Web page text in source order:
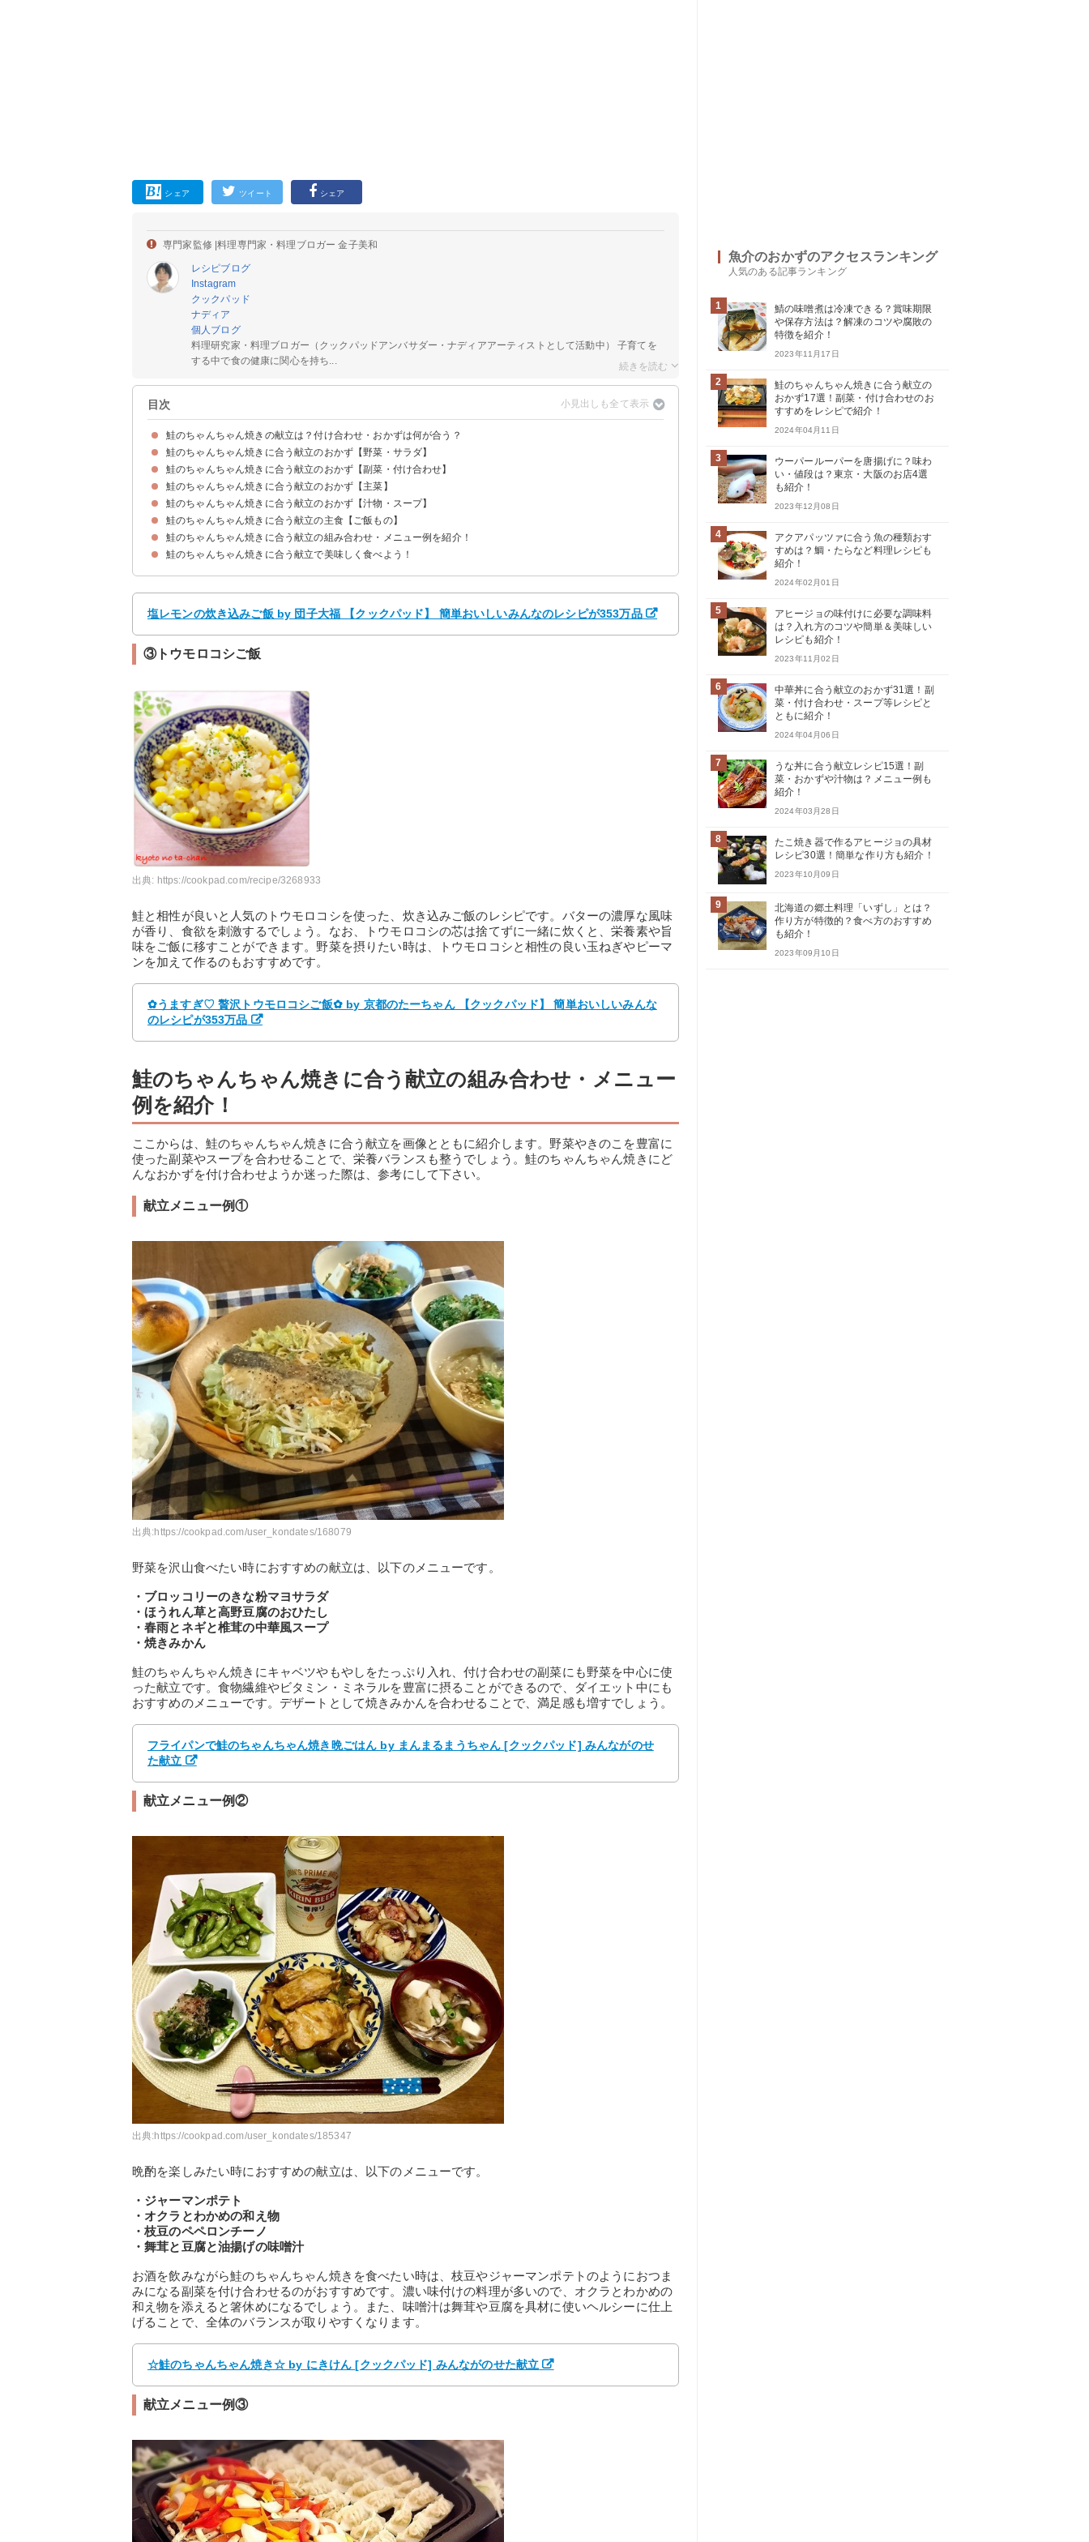
シェア ツイート シェア
専門家監修 |料理専門家・料理ブロガー 金子美和
レシピブログ
Instagram
クックパッド
ナディア
個人ブログ
料理研究家・料理ブロガー（クックパッドアンバサダー・ナディアアーティストとして活動中） 子育てを
する中で食の健康に関心を持ち...
目次
鮭のちゃんちゃん焼きの献立は？付け合わせ・おかずは何が合う？
鮭のちゃんちゃん焼きに合う献立のおかず【野菜・サラダ】
①玉ねぎとベビーリーフのサラダ
②梅と大根とカニカマのサラダ
③トマトのアボカドのサラダ
鮭のちゃんちゃん焼きに合う献立のおかず【副菜・付け合わせ】
①小松菜としめじの卵炒め
②じゃがいものガレット
③ブロッコリーとベーコンのにんにく炒め
④さつまいものバター焼き
鮭のちゃんちゃん焼きに合う献立のおかず【主菜】
①えびとトマトの卵とじ
②鶏肉の生姜焼き
③豆腐グラタン
鮭のちゃんちゃん焼きに合う献立のおかず【汁物・スープ】
①豚汁
②トマトとチーズの味噌汁
③冷や汁
④ミネストローネ
鮭のちゃんちゃん焼きに合う献立の主食【ご飯もの】
①きのこの炊き込みご飯
②塩レモンの炊き込みご飯
③トウモロコシご飯
鮭のちゃんちゃん焼きに合う献立の組み合わせ・メニュー例を紹介！
献立メニュー例①
献立メニュー例②
献立メニュー例③
鮭のちゃんちゃん焼きに合う献立で美味しく食べよう！
塩レモンの炊き込みご飯 by 団子大福 【クックパッド】 簡単おいしいみんなのレシピが353万品
③トウモロコシご飯
出典: https://cookpad.com/recipe/3268933
鮭と相性が良いと人気のトウモロコシを使った、炊き込みご飯のレシピです。バターの濃厚な風味
が香り、食欲を刺激するでしょう。なお、トウモロコシの芯は捨てずに一緒に炊くと、栄養素や旨
味をご飯に移すことができます。野菜を摂りたい時は、トウモロコシと相性の良い玉ねぎやピーマ
ンを加えて作るのもおすすめです。
✿うますぎ♡ 贅沢トウモロコシご飯✿ by 京都のたーちゃん 【クックパッド】 簡単おいしいみんな
のレシピが353万品
鮭のちゃんちゃん焼きに合う献立の組み合わせ・メニュー
例を紹介！
ここからは、鮭のちゃんちゃん焼きに合う献立を画像とともに紹介します。野菜やきのこを豊富に
使った副菜やスープを合わせることで、栄養バランスも整うでしょう。鮭のちゃんちゃん焼きにど
んなおかずを付け合わせようか迷った際は、参考にして下さい。
献立メニュー例①
出典:https://cookpad.com/user_kondates/168079
野菜を沢山食べたい時におすすめの献立は、以下のメニューです。
・ブロッコリーのきな粉マヨサラダ
・ほうれん草と高野豆腐のおひたし
・春雨とネギと椎茸の中華風スープ
・焼きみかん
鮭のちゃんちゃん焼きにキャベツやもやしをたっぷり入れ、付け合わせの副菜にも野菜を中心に使
った献立です。食物繊維やビタミン・ミネラルを豊富に摂ることができるので、ダイエット中にも
おすすめのメニューです。デザートとして焼きみかんを合わせることで、満足感も増すでしょう。
フライパンで鮭のちゃんちゃん焼き晩ごはん by まんまるまうちゃん [クックパッド] みんながのせ
た献立
献立メニュー例②
出典:https://cookpad.com/user_kondates/185347
晩酌を楽しみたい時におすすめの献立は、以下のメニューです。
・ジャーマンポテト
・オクラとわかめの和え物
・枝豆のペペロンチーノ
・舞茸と豆腐と油揚げの味噌汁
お酒を飲みながら鮭のちゃんちゃん焼きを食べたい時は、枝豆やジャーマンポテトのようにおつま
みになる副菜を付け合わせるのがおすすめです。濃い味付けの料理が多いので、オクラとわかめの
和え物を添えると箸休めになるでしょう。また、味噌汁は舞茸や豆腐を具材に使いヘルシーに仕上
げることで、全体のバランスが取りやすくなります。
☆鮭のちゃんちゃん焼き☆ by にきけん [クックパッド] みんながのせた献立
献立メニュー例③
魚介のおかずのアクセスランキング
人気のある記事ランキング
1
鯖の味噌煮は冷凍できる？賞味期限
や保存方法は？解凍のコツや腐敗の
特徴を紹介！
2023年11月17日
2
鮭のちゃんちゃん焼きに合う献立の
おかず17選！副菜・付け合わせのお
すすめをレシピで紹介！
2024年04月11日
3
ウーパールーパーを唐揚げに？味わ
い・値段は？東京・大阪のお店4選
も紹介！
2023年12月08日
4
アクアパッツァに合う魚の種類おす
すめは？鯛・たらなど料理レシピも
紹介！
2024年02月01日
5
アヒージョの味付けに必要な調味料
は？入れ方のコツや簡単＆美味しい
レシピも紹介！
2023年11月02日
6
中華丼に合う献立のおかず31選！副
菜・付け合わせ・スープ等レシピと
ともに紹介！
2024年04月06日
7
うな丼に合う献立レシピ15選！副
菜・おかずや汁物は？メニュー例も
紹介！
2024年03月28日
8
たこ焼き器で作るアヒージョの具材
レシピ30選！簡単な作り方も紹介！
2023年10月09日
9
北海道の郷土料理「いずし」とは？
作り方が特徴的？食べ方のおすすめ
も紹介！
2023年09月10日